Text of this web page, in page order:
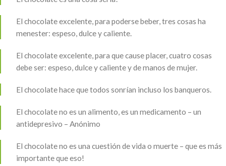
El chocolate excelente, para poderse beber, tres cosas ha
menester: espeso, dulce y caliente.
El chocolate excelente, para que cause placer, cuatro cosas
debe ser: espeso, dulce y caliente y de manos de mujer.
El chocolate hace que todos sonrían incluso los banqueros.
El chocolate no es un alimento, es un medicamento – un
antidepresivo – Anónimo
El chocolate no es una cuestión de vida o muerte – que es más
importante que eso!